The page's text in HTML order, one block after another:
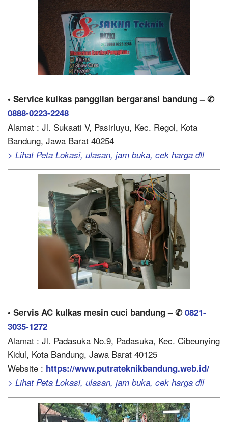
• Service kulkas panggilan bergaransi bandung – ✆
0888-0223-2248
Alamat : Jl. Sukaati V, Pasirluyu, Kec. Regol, Kota
Bandung, Jawa Barat 40254
> Lihat Peta Lokasi, ulasan, jam buka, cek harga dll
• Servis AC kulkas mesin cuci bandung – ✆0821-
3035-1272
Alamat : Jl. Padasuka No.9, Padasuka, Kec. Cibeunying
Kidul, Kota Bandung, Jawa Barat 40125
Website : https://www.putrateknikbandung.web.id/
> Lihat Peta Lokasi, ulasan, jam buka, cek harga dll